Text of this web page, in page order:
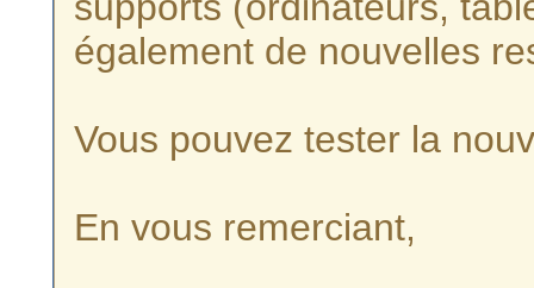
également de nouvelles
Vous pouvez tester la
En vous remerciant,